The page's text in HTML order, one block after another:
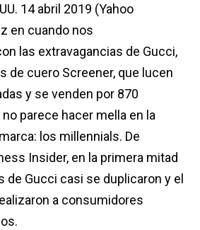
14 abril 2019 (Yahoo
en cuando nos
las extravagancias de Gucci,
de cuero Screener, que lucen
y se venden por 870
parece hacer mella en la
los millennials. De
Insider, en la primera mitad
de Gucci casi se duplicaron y el
a consumidores